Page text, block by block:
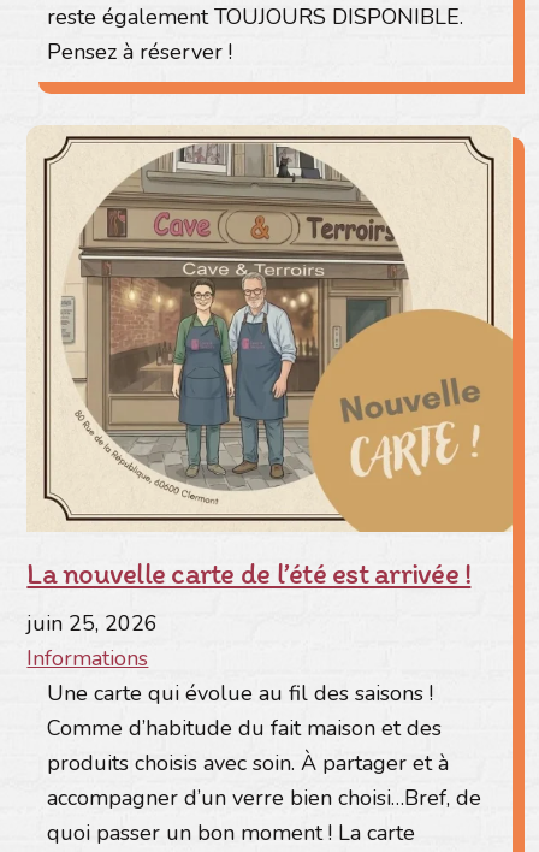
reste également TOUJOURS DISPONIBLE.
Pensez à réserver !
La nouvelle carte de l’été est arrivée !
juin 25, 2026
Informations
Une carte qui évolue au fil des saisons !
Comme d’habitude du fait maison et des
produits choisis avec soin. À partager et à
accompagner d’un verre bien choisi…Bref, de
quoi passer un bon moment ! La carte